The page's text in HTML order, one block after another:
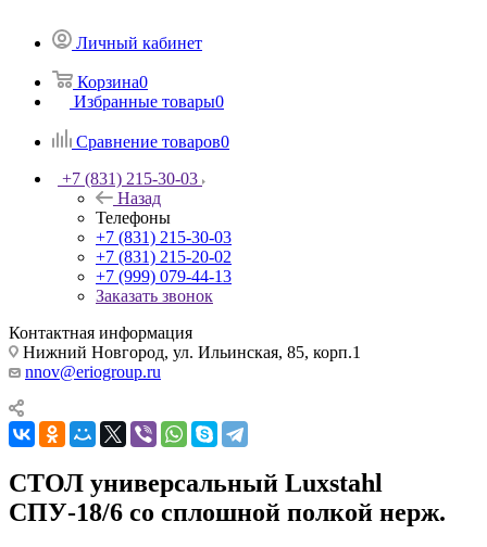
Личный кабинет
Корзина0
Избранные товары0
Сравнение товаров0
+7 (831) 215-30-03
Назад
Телефоны
+7 (831) 215-30-03
+7 (831) 215-20-02
+7 (999) 079-44-13
Заказать звонок
Контактная информация
Нижний Новгород, ул. Ильинская, 85, корп.1
nnov@eriogroup.ru
СТОЛ универсальный Luxstahl
СПУ-18/6 со сплошной полкой нерж.